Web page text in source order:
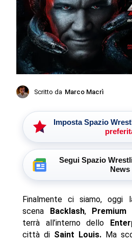
Scritto da Marco Macrì
Imposta Spazio
Segui Spazio
News
Finalmente ci siamo, oggi
scenaBacklash,
terrà all’interno dello
città di Saint Louis. Ma